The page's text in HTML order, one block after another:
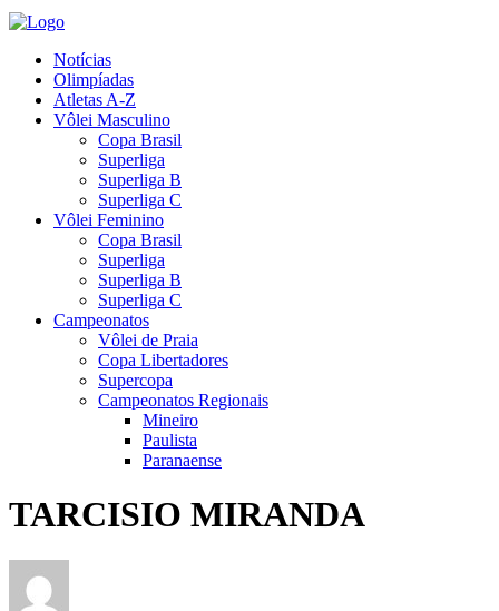
Notícias
Olimpíadas
Atletas A-Z
Vôlei Masculino
Copa Brasil
Superliga
Superliga B
Superliga C
Vôlei Feminino
Copa Brasil
Superliga
Superliga B
Superliga C
Campeonatos
Vôlei de Praia
Copa Libertadores
Supercopa
Campeonatos Regionais
Mineiro
Paulista
Paranaense
TARCISIO MIRANDA